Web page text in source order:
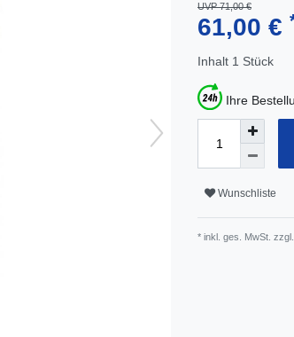
UVP 71,00 €
61,00 €
Inhalt 1 Stück
Ihre
Wunschliste
* inkl. ges. MwSt. zzgl.